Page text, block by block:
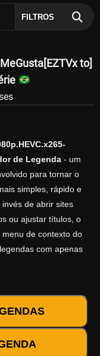
FILTROS
to]
de Legenda- um
para tornar o
simples, rápido e
de abrir sites
ou ajustar títulos, o
de contexto do
com apenas